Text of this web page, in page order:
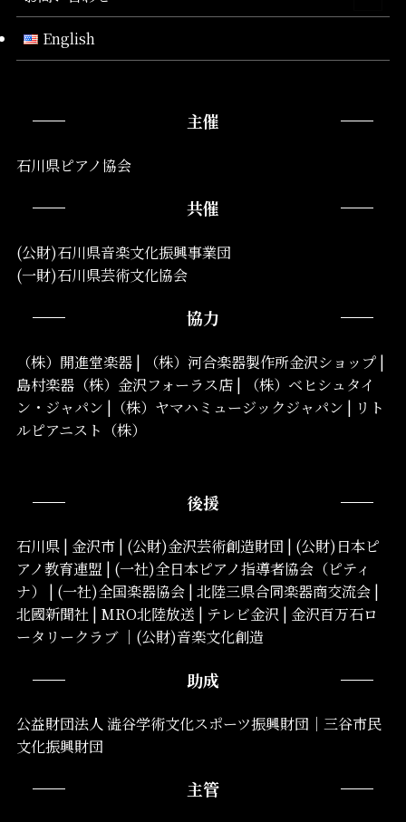
English
主催
石川県ピアノ協会
共催
(公財)石川県音楽文化振興事業団
(一財)石川県芸術文化協会
協力
（株）開進堂楽器 | （株）河合楽器製作所金沢ショップ |
島村楽器（株）金沢フォーラス店 | （株）ベヒシュタイ
ン・ジャパン |（株）ヤマハミュージックジャパン | リト
ルピアニスト（株）
後援
石川県 | 金沢市 | (公財)金沢芸術創造財団 | (公財)日本ピ
アノ教育連盟 | (一社)全日本ピアノ指導者協会（ピティ
ナ） | (一社)全国楽器協会 | 北陸三県合同楽器商交流会 |
北國新聞社 | MRO北陸放送 | テレビ金沢 | 金沢百万石ロ
ータリークラブ ｜(公財)音楽文化創造
助成
公益財団法人 澁谷学術文化スポーツ振興財団｜三谷市民
文化振興財団
主管